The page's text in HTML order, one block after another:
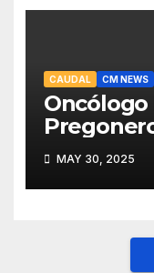
CAUDAL CM NEWS
Oncólogo
Mieres:
y el HUCA
MAY 30, 2025